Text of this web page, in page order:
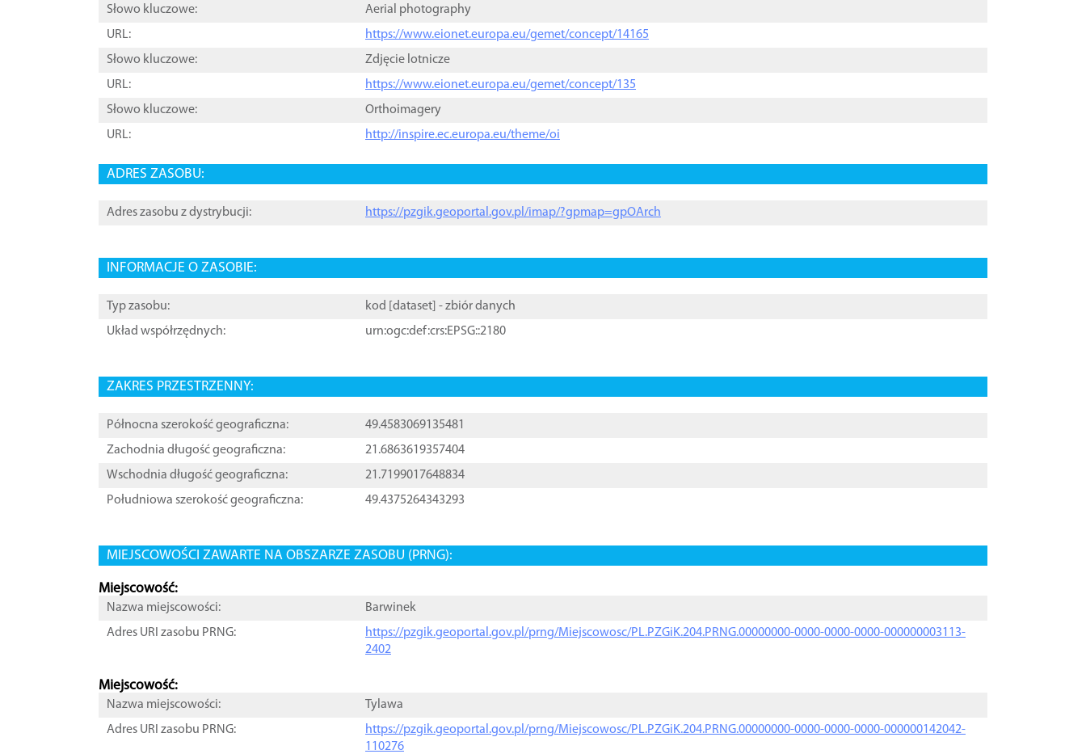
Słowo kluczowe:
Aerial photography
URL:
https://www.eionet.europa.eu/gemet/concept/14165
Słowo kluczowe:
Zdjęcie lotnicze
URL:
https://www.eionet.europa.eu/gemet/concept/135
Słowo kluczowe:
Orthoimagery
URL:
http://inspire.ec.europa.eu/theme/oi
ADRES ZASOBU:
Adres zasobu z dystrybucji: https://pzgik.geoportal.gov.pl/imap/?gpmap=gpOArch
INFORMACJE O ZASOBIE:
Typ zasobu: kod [ dataset ] - zbiór danych
Układ współrzędnych:
urn:ogc:def:crs:EPSG::2180
ZAKRES PRZESTRZENNY:
Północna szerokość geograficzna:
49.4583069135481
Zachodnia długość geograficzna:
21.6863619357404
Wschodnia długość geograficzna:
21.7199017648834
Południowa szerokość geograficzna:
49.4375264343293
MIEJSCOWOŚCI ZAWARTE NA OBSZARZE ZASOBU (PRNG):
Miejscowość:
Nazwa miejscowości:
Barwinek
Adres URI zasobu PRNG:
https://pzgik.geoportal.gov.pl/prng/Miejscowosc/PL.PZGiK.204.PRNG.00000000-0000-0000-0000-000000003113-
2402
Miejscowość:
Nazwa miejscowości:
Tylawa
Adres URI zasobu PRNG:
https://pzgik.geoportal.gov.pl/prng/Miejscowosc/PL.PZGiK.204.PRNG.00000000-0000-0000-0000-000000142042-
110276